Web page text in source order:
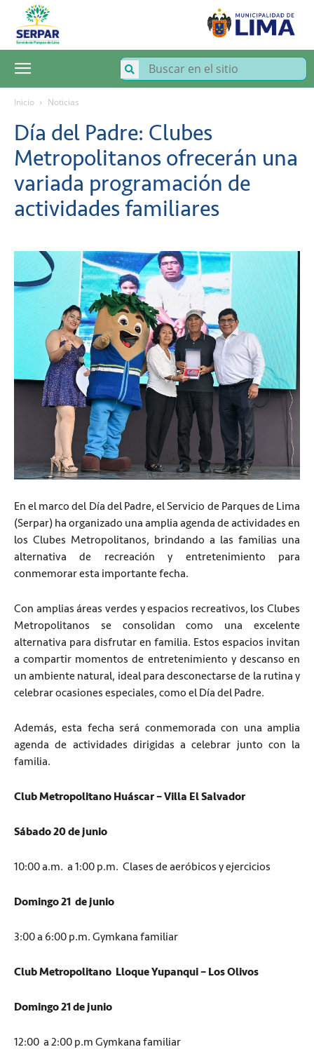
SERPAR
Servicio
de
Parques
Inicio Noticias
Día del Padre: Clubes
Metropolitanos ofrecerán una
variada programación de
actividades familiares
En el marco del Día del Padre, el Servicio de Parques de Lima
(Serpar) ha organizado una amplia agenda de actividades en
los Clubes Metropolitanos, brindando a las familias una
alternativa de recreación y entretenimiento para
conmemorar esta importante fecha.
Con amplias áreas verdes y espacios recreativos, los Clubes
Metropolitanos se consolidan como una excelente
alternativa para disfrutar en familia. Estos espacios invitan
a compartir momentos de entretenimiento y descanso en
un ambiente natural, ideal para desconectarse de la rutina y
celebrar ocasiones especiales, como el Día del Padre.
Además, esta fecha será conmemorada con una amplia
agenda de actividades dirigidas a celebrar junto con la
familia.
Club Metropolitano Huáscar – Villa El Salvador
Sábado 20 de junio
10:00 a.m. a 1:00 p.m. Clases de aeróbicos y ejercicios
Domingo 21 de junio
3:00 a 6:00 p.m. Gymkana familiar
Club Metropolitano Lloque Yupanqui – Los Olivos
Domingo 21 de junio
12:00 a 2:00 p.m Gymkana familiar